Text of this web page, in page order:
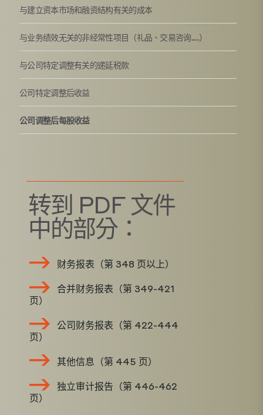
与建立资本市场和融资结构有关的成本
与业务绩效无关的非经常性项目（礼品、交易咨询......）
与公司特定调整有关的递延税款
公司特定调整后收益
公司调整后每股收益
转到 PDF 文件
中的部分：
财务报表（第 348 页以上）
合并财务报表（第 349-421
页）
公司财务报表（第 422-444
页）
其他信息（第 445 页）
独立审计报告（第 446-462
页）